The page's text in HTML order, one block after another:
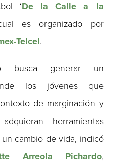
‘De la Calle a la
es organizado por
Telcel.
busca generar un
los jóvenes que
de marginación y
herramientas
cambio de vida, indicó
Arreola Pichardo,